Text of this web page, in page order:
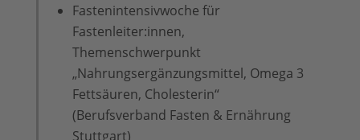
Fastenintensivwoche für
Fastenleiter:innen,
Themenschwerpunkt
„Nahrungsergänzungsmittel, Omega 3
Fettsäuren, Cholesterin“
(Berufsverband Fasten & Ernährung
Stuttgart)